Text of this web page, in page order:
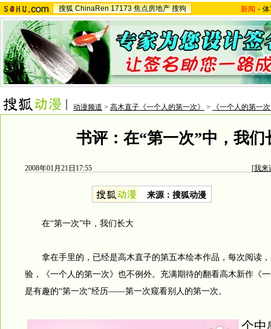
搜狐 ChinaRen 17173 焦点房地产 搜狗 新闻 -
动漫频道 > 高木直子《一个人的第一次》 > 《一个人的第一
书评：在“第一次”中，我们
2008年01月21日17:55 [我来
来源：搜狐动漫
在“第一次”中，我们长大
拿在手里的，已经是高木直子的第五本绘本作品，每次阅读，
验，《一个人的第一次》也不例外。充满期待的翻看高木新作《
是有趣的“第一次”经历——第一次窥看别人的第一次。
个中